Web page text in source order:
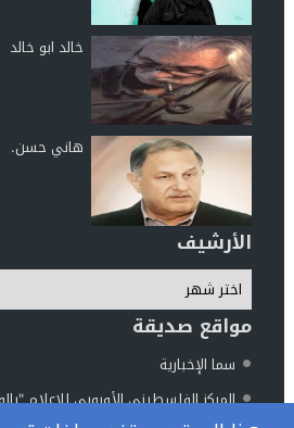
خالد ابو خالد
هاني حسن.
الأرشيف
مواقع صديقة
سما الإخبارية
المركز الفلسطيني الأوروبي للإعلام